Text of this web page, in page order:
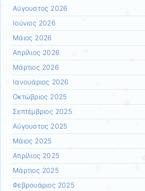
Αύγουστος 2026
Ιούνιος 2026
Μάιος 2026
Απρίλιος 2026
Μάρτιος 2026
Ιανουάριος 2026
Οκτώβριος 2025
Σεπτέμβριος 2025
Αύγουστος 2025
Μάιος 2025
Απρίλιος 2025
Μάρτιος 2025
Φεβρουάριος 2025